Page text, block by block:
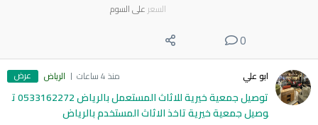
السعر على السوم
0
ابو علي منذ 4 ساعات الرياض عرض
توصيل جمعية خيرية للاثاث المستعمل بالرياض 0533162272 ت
وصيل جمعية خيرية تاخذ الاثاث المستخدم بالرياض